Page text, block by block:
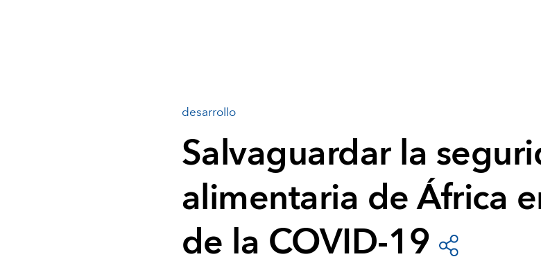
desarrollo
Salvaguardar la
alimentaria de África
de la COVID-19